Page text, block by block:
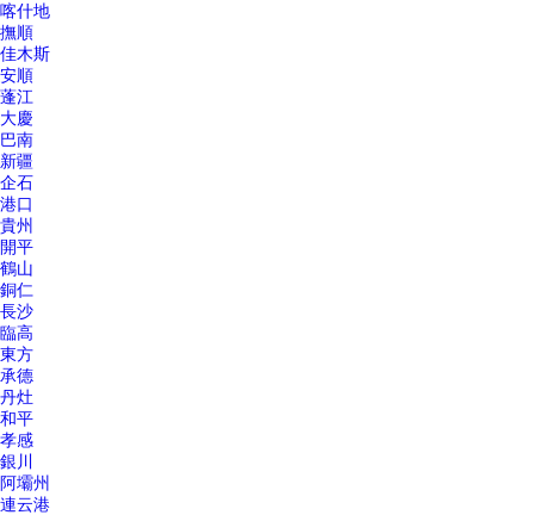
喀什地
撫順
佳木斯
安順
蓬江
大慶
巴南
新疆
企石
港口
貴州
開平
鶴山
銅仁
長沙
臨高
東方
承德
丹灶
和平
孝感
銀川
阿壩州
連云港